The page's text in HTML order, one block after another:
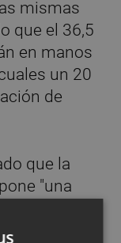
mismas
que el 36,5
en manos
un 20
de
que la
"una
este
uno de los